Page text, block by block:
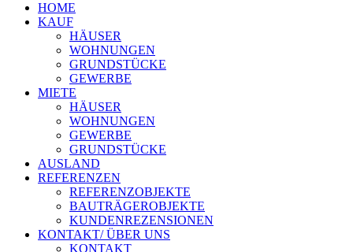
HOME
KAUF
HÄUSER
WOHNUNGEN
GRUNDSTÜCKE
GEWERBE
MIETE
HÄUSER
WOHNUNGEN
GEWERBE
GRUNDSTÜCKE
AUSLAND
REFERENZEN
REFERENZOBJEKTE
BAUTRÄGEROBJEKTE
KUNDENREZENSIONEN
KONTAKT/ ÜBER UNS
KONTAKT